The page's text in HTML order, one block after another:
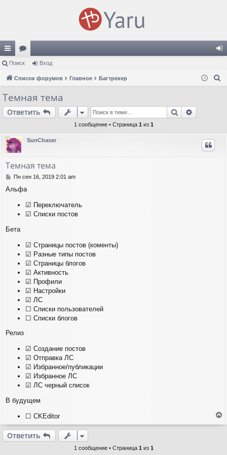
с
ы
лк
ор
ум д
Поиск Вход
Список форумов Главное Багтрекер
Темная тема
Ответить Поиск
1 сообщение • Страница 1 из 1
SunChaser
Темная тема
С
о
и
Пн сен 16, 2019 2:01 am
Альфа
☑ Переключатель
☑ Списки постов
Бета
☑ Страницы постов (коменты)
☑ Разные типы постов
☑ Страницы блогов
☑ Активность
☑ Профили
☑ Настройки
☑ ЛС
☐ Списки пользователей
☐ Списки блогов
Релиз
☑ Создание постов
☑ Отправка ЛС
☑ Избранное/публикации
☑ Избранное ЛС
☑ ЛС черный список
В будущем
☐ CKEditor
е
Ответить
1 сообщение • Страница 1 из 1